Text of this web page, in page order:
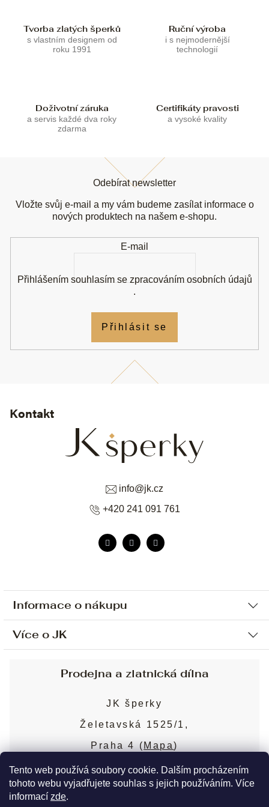
Tento web používá soubory cookie. Dalším procházením
tohoto webu vyjadřujete souhlas s jejich používáním. Více
informací zde.
Tvorba zlatých šperků
s vlastním designem od
roku 1991
Ruční výroba
i s nejmodernější
technologií
Doživotní záruka
a servis každé dva roky
zdarma
Certifikáty pravosti
a vysoké kvality
Informace o nákupu
Ochrana osobních údajů
Sjednání osobní schůzky
Obchodní podmínky
Puncovní značky
Více o JK
Blog
Nejčastější dotazy
Kontakt
info@jk.cz
+420 241 091 761
Odebírat newsletter
Vložte svůj e-mail a my vám budeme zasílat informace o
nových produktech na našem e-shopu.
E-mail
Přihlášením souhlasím se zpracováním osobních údajů
.
Přihlásit se
Prodejna a zlatnická dílna
JK šperky
Želetavská 1525/1,
Praha 4 ( Mapa)
Více o prodejně